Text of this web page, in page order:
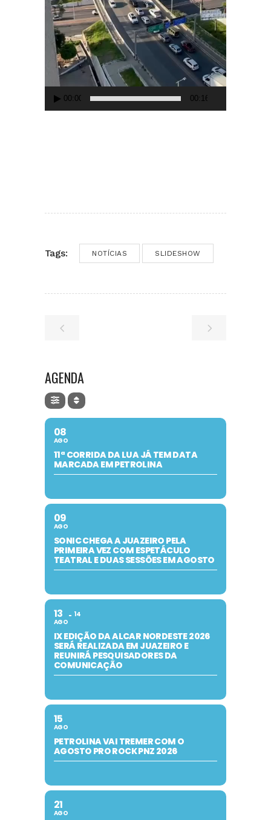
00:00 00:16
Tags: NOTÍCIAS SLIDESHOW
AGENDA
08
AGO
11ª CORRIDA DA LUA JÁ TEM DATA
MARCADA EM PETROLINA
09
AGO
SONIC CHEGA A JUAZEIRO PELA
PRIMEIRA VEZ COM ESPETÁCULO
TEATRAL E DUAS SESSÕES EM AGOSTO
13
AGO
14
IX EDIÇÃO DA ALCAR NORDESTE 2026
SERÁ REALIZADA EM JUAZEIRO E
REUNIRÁ PESQUISADORES DA
COMUNICAÇÃO
15
AGO
PETROLINA VAI TREMER COM O
AGOSTO PRO ROCK PNZ 2026
21
AGO